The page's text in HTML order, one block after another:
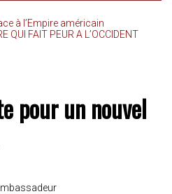
à l’Empire américain
QUI FAIT PEUR A L’OCCIDENT
pour un nouvel